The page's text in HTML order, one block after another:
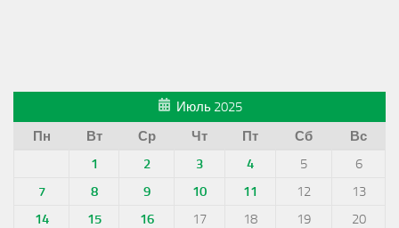
Июль 2025
Пн
Вт Ср Чт Пт Сб
Вс
1
2 3 4 5
6
7
8 9 10 11 12
13
14
15 16 17 18 19
20